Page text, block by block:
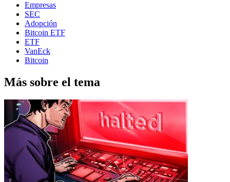
Empresas
SEC
Adopción
Bitcoin ETF
ETF
VanEck
Bitcoin
Más sobre el tema